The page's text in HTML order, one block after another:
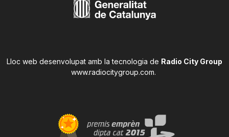
Lloc web desenvolupat amb la tecnologia de Radio City Group
www.radiocitygroup.com.